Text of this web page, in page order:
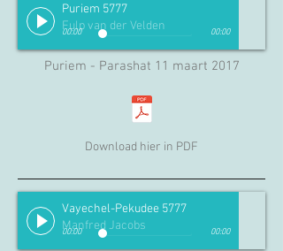
Puriem 5777
Fulp van der Velden
00:00 00:00
Puriem - Parashat 11 maart 2017
Download hier in PDF
Vayechel-Pekudee 5777
Manfred Jacobs
00:00 00:00